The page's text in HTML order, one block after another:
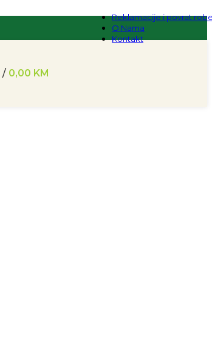
Reklamacije i povrat
O Nama
Kontakt
/ 0,00 KM